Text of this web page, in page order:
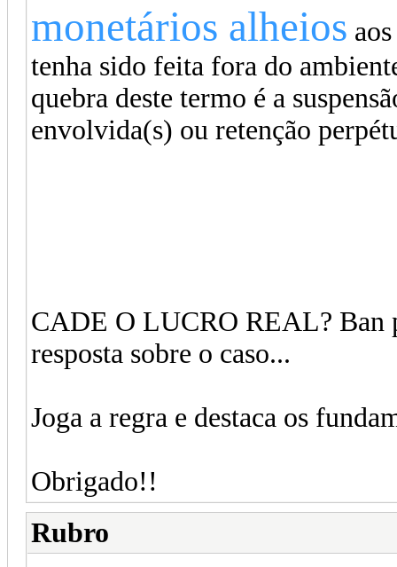
monetários alheios
tenha sido feita fora do
quebra deste termo é a
envolvida(s) ou retenção
CADE O LUCRO REAL? Ban
resposta sobre o caso...
Joga a regra e destaca os
Obrigado!!
Rubro